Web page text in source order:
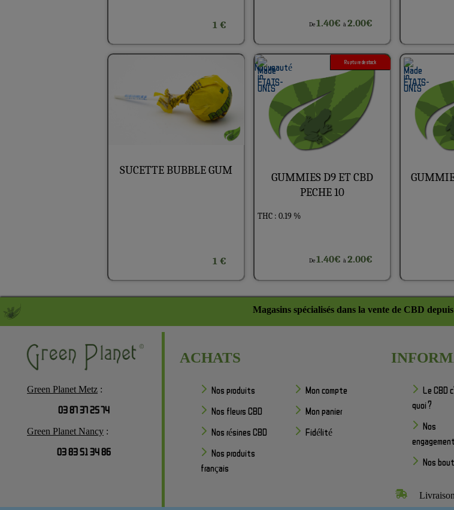
1 € De1.40€ à2.00€
SUCETTE BUBBLE GUM
1 €
Rupture de stock
GUMMIES D9 ET CBD
PECHE 10
THC : 0.19 %
De1.40€ à2.00€
Magasins spécialisés dans la vente de CBD
Green Planet Metz :
03 87 37 25 74
Green Planet Nancy :
03 83 51 34 86
ACHATS
Nos produits
Nos fleurs CBD
Nos résines CBD
Nos produits
français
Mon compte
Mon panier
Fidélité
Le CBD
quoi ?
Nos
Nos